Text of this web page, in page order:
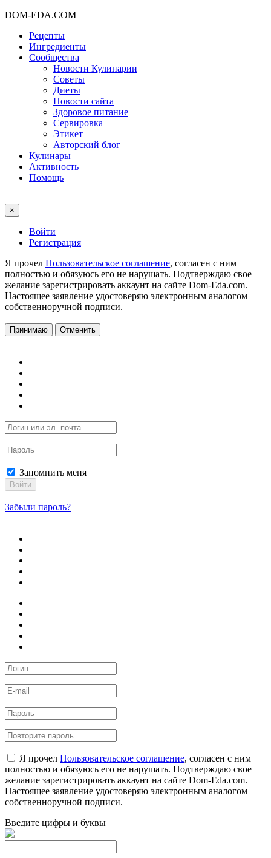
DOM-EDA.COM
Рецепты
Ингредиенты
Сообщества
Новости Кулинарии
Советы
Диеты
Новости сайта
Здоровое питание
Сервировка
Этикет
Авторский блог
Кулинары
Активность
Помощь
×
Войти
Регистрация
Я прочел Пользовательское соглашение, согласен с ним
полностью и обязуюсь его не нарушать. Подтверждаю свое
желание зарегистрировать аккаунт на сайте Dom-Eda.com.
Настоящее заявление удостоверяю электронным аналогом
собственноручной подписи.
Принимаю Отменить
Запомнить меня
Войти
Забыли пароль?
Я прочел Пользовательское соглашение, согласен с ним
полностью и обязуюсь его не нарушать. Подтверждаю свое
желание зарегистрировать аккаунт на сайте Dom-Eda.com.
Настоящее заявление удостоверяю электронным аналогом
собственноручной подписи.
Введите цифры и буквы